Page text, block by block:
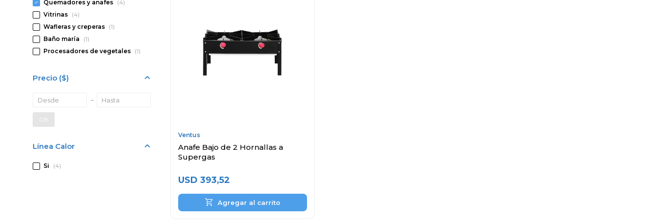
Ventus
Anafe Bajo de 2 Hornallas a
Supergas
USD 393,52
Quemadores y anafes (4)
Vitrinas (4)
Wafleras y creperas (1)
Baño maría
(1)
Procesadores de vegetales (1)
Precio ($)
OK
Línea Calor
Si (4)